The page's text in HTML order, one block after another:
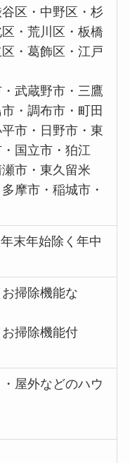
区・中野区・杉
・荒川区・板橋
・葛飾区・江戸
武蔵野市・三鷹
・調布市・町田
市・日野市・東
国立市・狛江
市・東久留米
摩市・稲城市・
末年始除く年中
掃除機能な
掃除機能付
屋外などのハウ